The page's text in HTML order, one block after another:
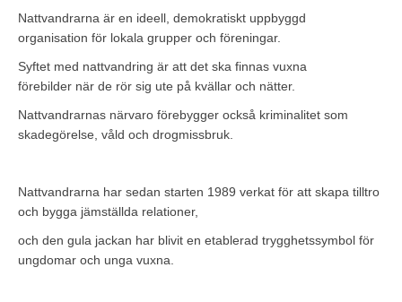
Nattvandrarna är en ideell, demokratiskt uppbyggd
organisation för lokala grupper och föreningar.
Syftet med nattvandring är att det ska finnas vuxna
förebilder när de rör sig ute på kvällar och nätter.
Nattvandrarnas närvaro förebygger också kriminalitet som
skadegörelse, våld och drogmissbruk.
Nattvandrarna har sedan starten 1989 verkat för att skapa tilltro
och bygga jämställda relationer,
och den gula jackan har blivit en etablerad trygghetssymbol för
ungdomar och unga vuxna.